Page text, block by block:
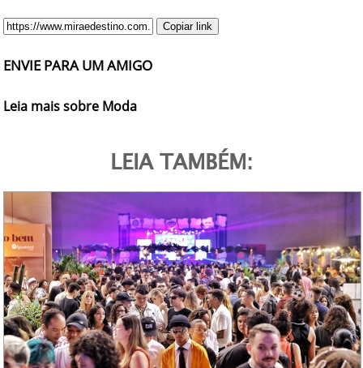
Copiar link
ENVIE PARA UM AMIGO
Leia mais sobre Moda
LEIA TAMBÉM: